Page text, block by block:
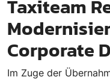
Taxiteam
Corporate
Im Zuge der